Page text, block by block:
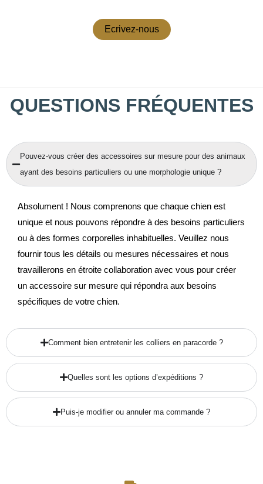
Ecrivez-nous
QUESTIONS FRÉQUENTES
Pouvez-vous créer des accessoires sur mesure pour des animaux
ayant des besoins particuliers ou une morphologie unique ?
Absolument ! Nous comprenons que chaque chien est
unique et nous pouvons répondre à des besoins particuliers
ou à des formes corporelles inhabituelles. Veuillez nous
fournir tous les détails ou mesures nécessaires et nous
travaillerons en étroite collaboration avec vous pour créer
un accessoire sur mesure qui répondra aux besoins
spécifiques de votre chien.
Comment bien entretenir les colliers en paracorde ?
Quelles sont les options d’expéditions ?
Puis-je modifier ou annuler ma commande ?